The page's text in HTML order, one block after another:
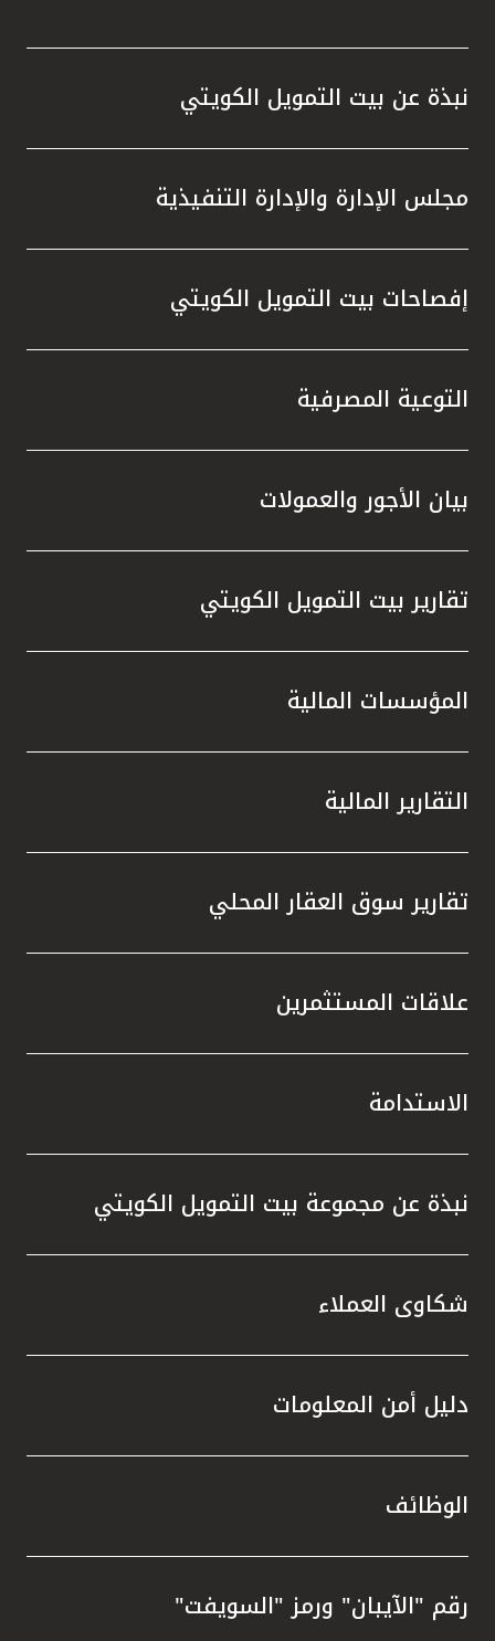
نبذة عن بيت التمويل الكويتي
مجلس الإدارة والإدارة التنفيذية
إفصاحات بيت التمويل الكويتي
التوعية المصرفية
بيان الأجور والعمولات
تقارير بيت التمويل الكويتي
المؤسسات المالية
التقارير المالية
تقارير سوق العقار المحلي
علاقات المستثمرين
الاستدامة
نبذة عن مجموعة بيت التمويل الكويتي
شكاوى العملاء
دليل أمن المعلومات
الوظائف
رقم "الآيبان" ورمز "السويفت"